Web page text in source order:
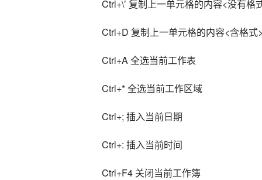
Ctrl+\’ 复制上一单元格的内容<没有格
Ctrl+D 复制上一单元格的内容<含格式
Ctrl+A 全选当前工作表
Ctrl+* 全选当前工作区域
Ctrl+; 插入当前日期
Ctrl+: 插入当前时间
Ctrl+F4 关闭当前工作簿